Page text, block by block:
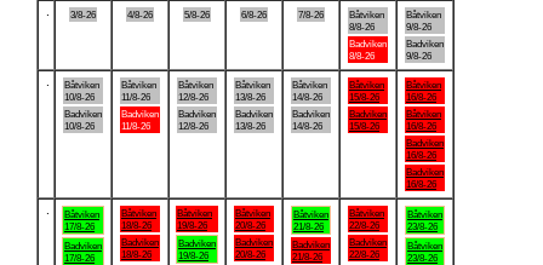
3/8-26 4/8-26 5/8-26 6/8-26 7/8-26
Båtviken
8/8-26
Badviken
8/8-26
Båtviken
9/8-26
Badviken
9/8-26
Båtviken
10/8-26
Badviken
10/8-26
Båtviken
11/8-26
Badviken
11/8-26
Båtviken
12/8-26
Badviken
12/8-26
Båtviken
13/8-26
Badviken
13/8-26
Båtviken
14/8-26
Badviken
14/8-26
Båtviken
15/8-26
Badviken
15/8-26
Båtviken
16/8-26
Båtviken
16/8-26
Badviken
16/8-26
Badviken
16/8-26
Båtviken
17/8-26
Badviken
17/8-26
Båtviken
18/8-26
Badviken
18/8-26
Båtviken
19/8-26
Badviken
19/8-26
Båtviken
20/8-26
Badviken
20/8-26
Båtviken
21/8-26
Badviken
21/8-26
Båtviken
22/8-26
Badviken
22/8-26
Båtviken
23/8-26
Båtviken
23/8-26